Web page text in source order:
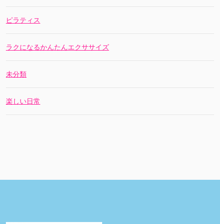
ピラティス
ラクになるかんたんエクササイズ
未分類
楽しい日常